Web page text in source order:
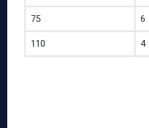
75 6
110 4